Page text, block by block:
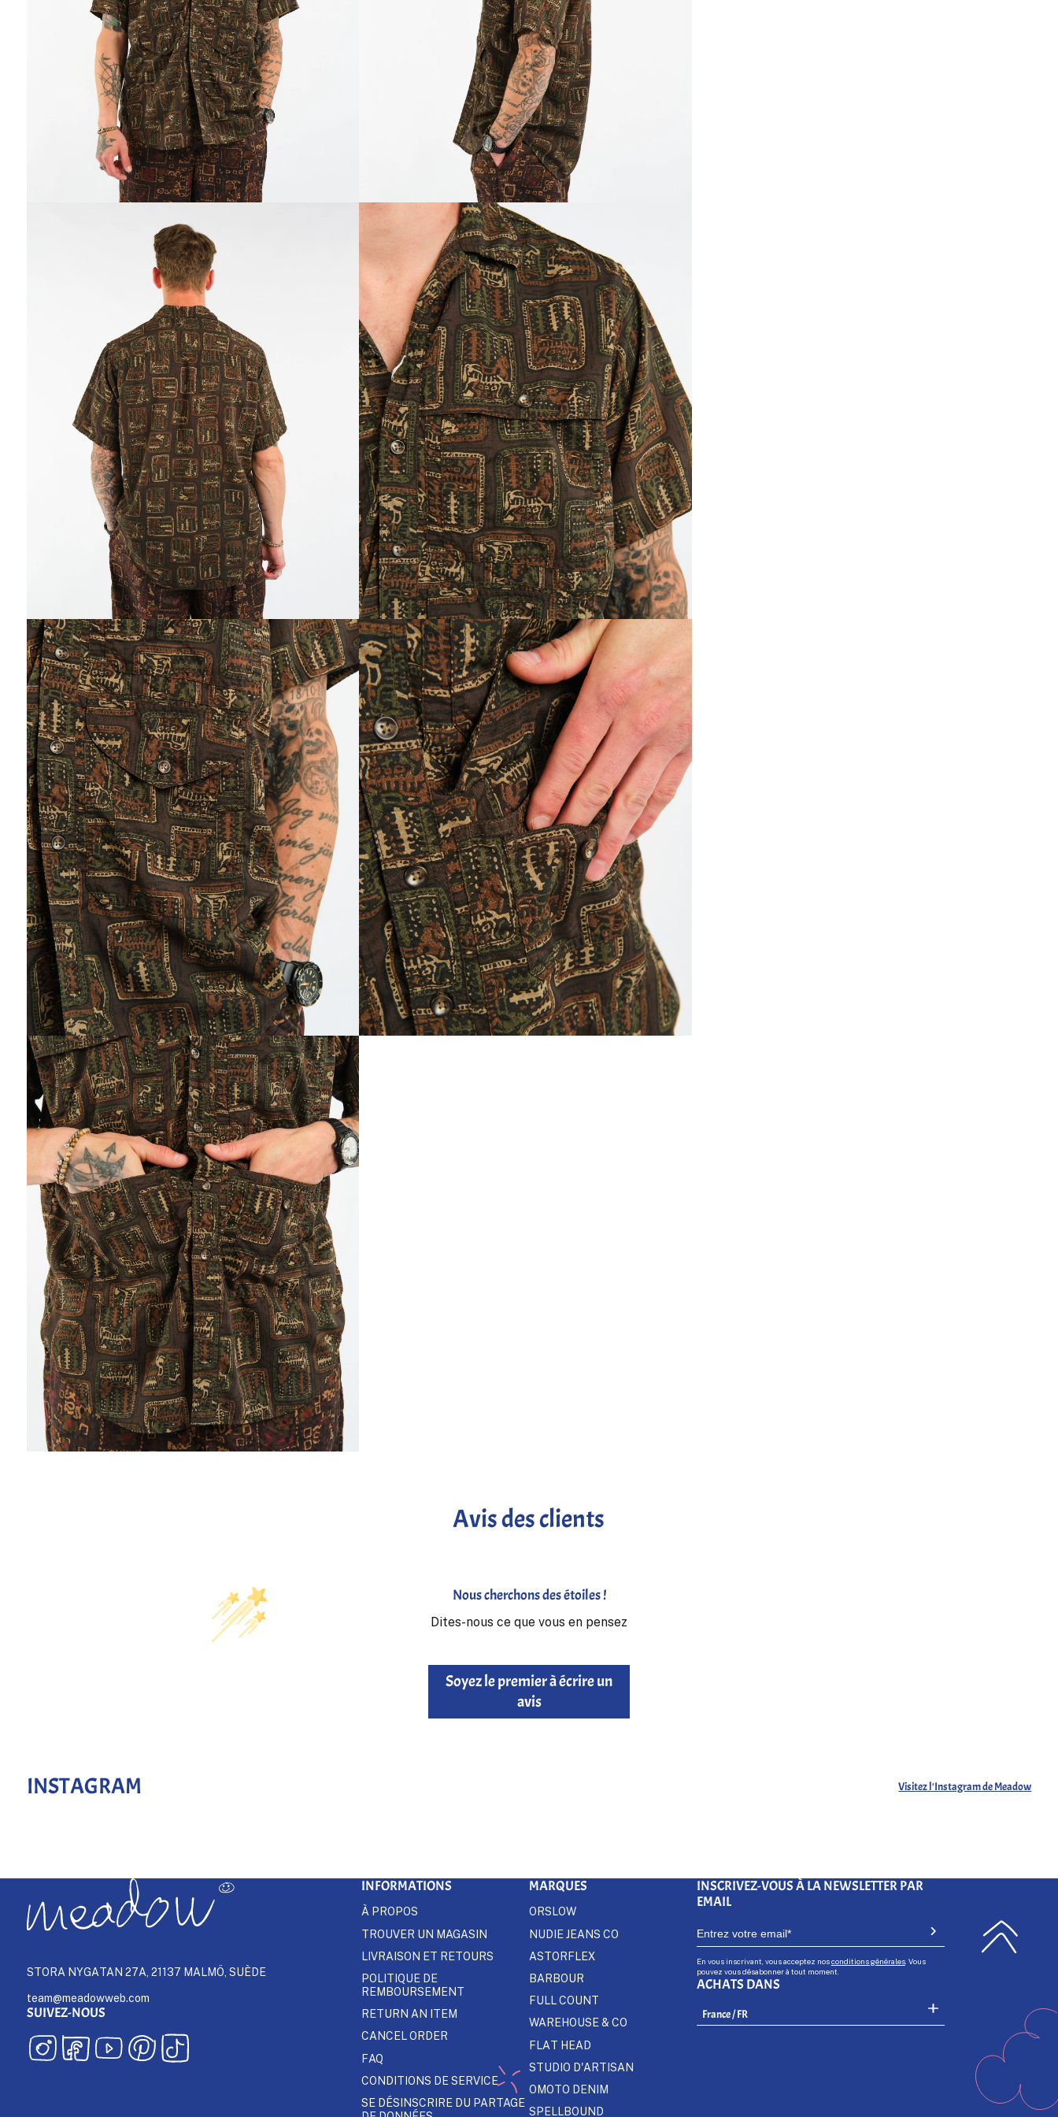
Avis des clients
Nous cherchons des étoiles !
Dites-nous ce que vous en pensez
Soyez le premier à écrire un
avis
INSTAGRAM Visitez l'Instagram de Meadow
STORA NYGATAN 27A, 21137 MALMÖ, SUÈDE
team@meadowweb.com
SUIVEZ-NOUS
INSCRIVEZ-VOUS À LA NEWSLETTER PAR
EMAIL
En vous inscrivant, vous acceptez nosconditions générales. Vous
pouvez vous désabonner à tout moment.
ACHATS DANS
Select Your Region:
France / FR
INFORMATIONS
À PROPOS
TROUVER UN MAGASIN
LIVRAISON ET RETOURS
POLITIQUE DE
REMBOURSEMENT
RETURN AN ITEM
CANCEL ORDER
FAQ
CONDITIONS DE SERVICE
SE DÉSINSCRIRE DU PARTAGE
MARQUES
ORSLOW
NUDIE JEANS CO
ASTORFLEX
BARBOUR
FULL COUNT
WAREHOUSE & CO
FLAT HEAD
STUDIO D'ARTISAN
OMOTO DENIM
SPELLBOUND